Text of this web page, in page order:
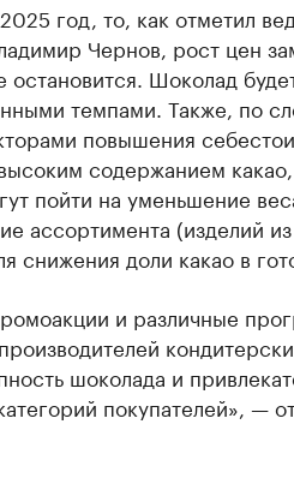
год, то, как отметил
Чернов, рост цен
остановится. Шоколад
темпами. Также, по
повышения
содержанием
пойти на уменьшение
ассортимента (изделий
снижения доли какао в
и различные
шоколада и
покупателей», —